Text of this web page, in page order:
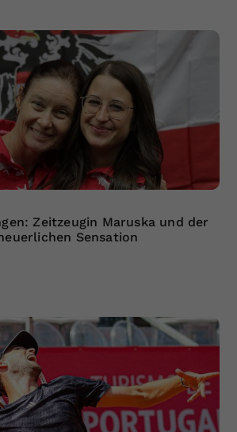
Zeitzeugin Maruska und der
Sensation
Unter anderem eine
zufällig generierte ID, für die
Speicherung Ihrer
Einstellungen, falls der
Betreiber dies eingestellt